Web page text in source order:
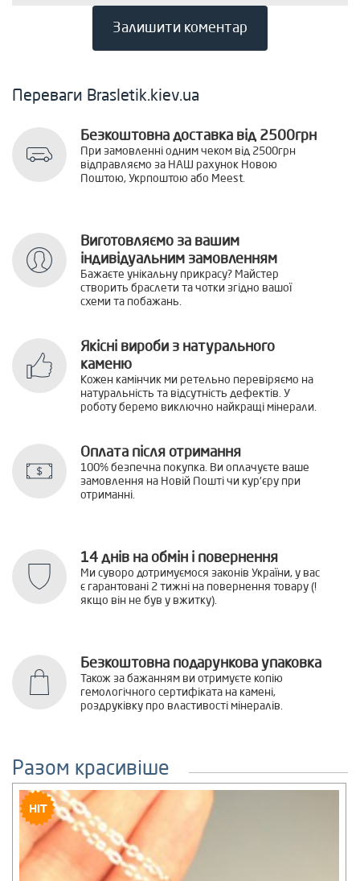
Залишити коментар
Переваги Brasletik.kiev.ua
Безкоштовна доставка від 2500грн
При замовленні одним чеком від 2500грн
відправляємо за НАШ рахунок Новою
Поштою, Укрпоштою або Meest.
Виготовляємо за вашим
індивідуальним замовленням
Бажаєте унікальну прикрасу? Майстер
створить браслети та чотки згідно вашої
схеми та побажань.
Якісні вироби з натурального
каменю
Кожен камінчик ми ретельно перевіряємо на
натуральність та відсутність дефектів. У
роботу беремо виключно найкращі мінерали.
Оплата після отримання
100% безпечна покупка. Ви оплачуєте ваше
замовлення на Новій Пошті чи кур'єру при
отриманні.
14 днів на обмін і повернення
Ми суворо дотримуємося законів України, у вас
є гарантовані 2 тижні на повернення товару (!
якщо він не був у вжитку).
Безкоштовна подарункова упаковка
Також за бажанням ви отримуєте копію
гемологічного сертифіката на камені,
роздруківку про властивості мінералів.
Разом красивіше